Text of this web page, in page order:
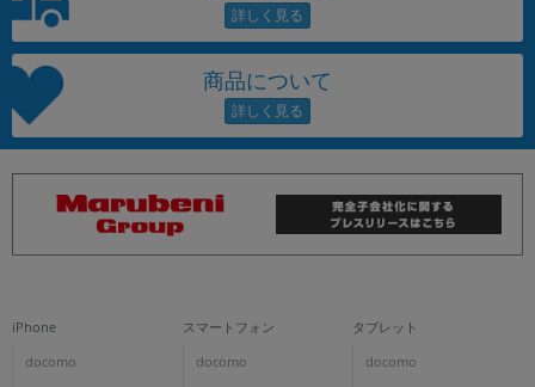
商品について
iPhone
docomo
スマートフォン
docomo
タブレット
docomo